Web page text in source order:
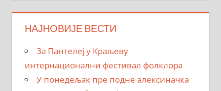
НАЈНОВИЈЕ ВЕСТИ
За Пантелеј у Краљеву
интернационални фестивал фолклора
У понедељак пре подне алексиначка